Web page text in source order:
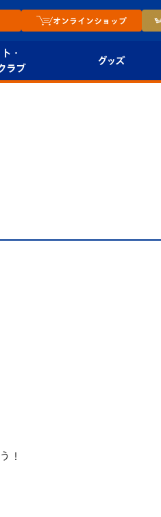
オンラインショップ
・
ラブ
グッズ
！